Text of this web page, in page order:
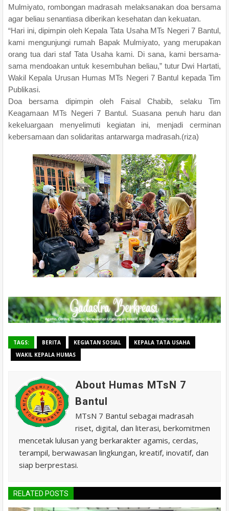
Mulmiyato, rombongan madrasah melaksanakan doa bersama
agar beliau senantiasa diberikan kesehatan dan kekuatan.
“Hari ini, dipimpin oleh Kepala Tata Usaha MTs Negeri 7 Bantul,
kami mengunjungi rumah Bapak Mulmiyato, yang merupakan
orang tua dari staf Tata Usaha kami. Di sana, kami bersama-
sama mendoakan untuk kesembuhan beliau,” tutur Dwi Hartati,
Wakil Kepala Urusan Humas MTs Negeri 7 Bantul kepada Tim
Publikasi.
Doa bersama dipimpin oleh Faisal Chabib, selaku Tim
Keagamaan MTs Negeri 7 Bantul. Suasana penuh haru dan
kekeluargaan menyelimuti kegiatan ini, menjadi cerminan
kebersamaan dan solidaritas antarwarga madrasah.(riza)
TAGS: BERITA KEGIATAN SOSIAL
KEPALA TATA USAHA
WAKIL KEPALA HUMAS
About Humas MTsN 7
Bantul
MTsN 7 Bantul sebagai madrasah
riset, digital, dan literasi, berkomitmen
mencetak lulusan yang berkarakter agamis, cerdas,
terampil, berwawasan lingkungan, kreatif, inovatif, dan
siap berprestasi.
RELATED POSTS